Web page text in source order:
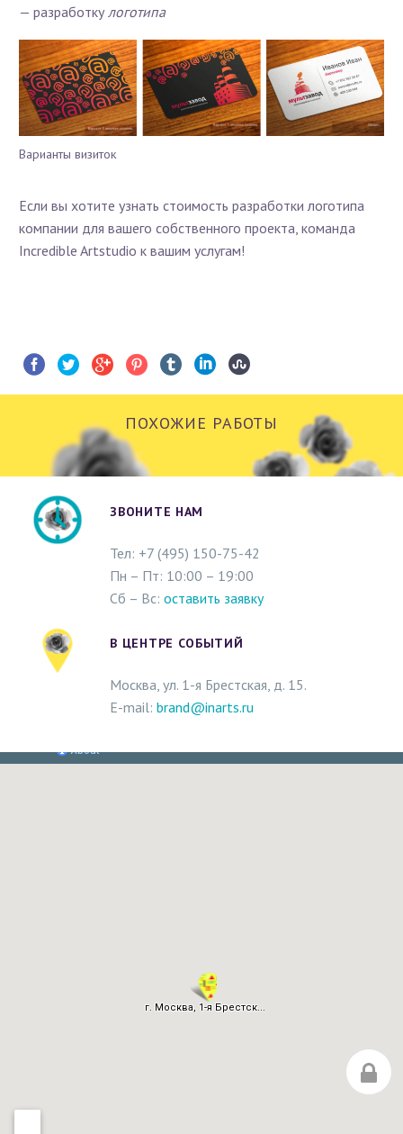
— разработку логотипа
Варианты визиток
Если вы хотите узнать стоимость разработки логотипа
компании для вашего собственного проекта, команда
Incredible Artstudio к вашим услугам!
ПОХОЖИЕ РАБОТЫ
ЗВОНИТЕ НАМ
Тел: +7 (495) 150-75-42
Пн – Пт: 10:00 – 19:00
Сб – Вс:оставить заявку
В ЦЕНТРЕ СОБЫТИЙ
Москва, ул. 1-я Брестская, д. 15.
E-mail:brand@inarts.ru